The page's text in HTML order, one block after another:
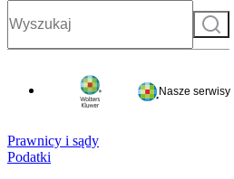
Szukaj
Nasze serwisy
Prawnicy i sądy
Podatki